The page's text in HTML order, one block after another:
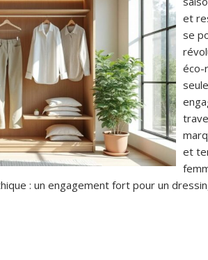
et
se
éco-
et
: un engagement fort pour un